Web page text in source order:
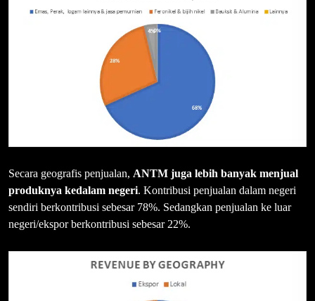
Secara geografis penjualan, ANTM juga lebih banyak menjual
produknya kedalam negeri. Kontribusi penjualan dalam negeri
sendiri berkontribusi sebesar 78%. Sedangkan penjualan ke luar
negeri/ekspor berkontribusi sebesar 22%.